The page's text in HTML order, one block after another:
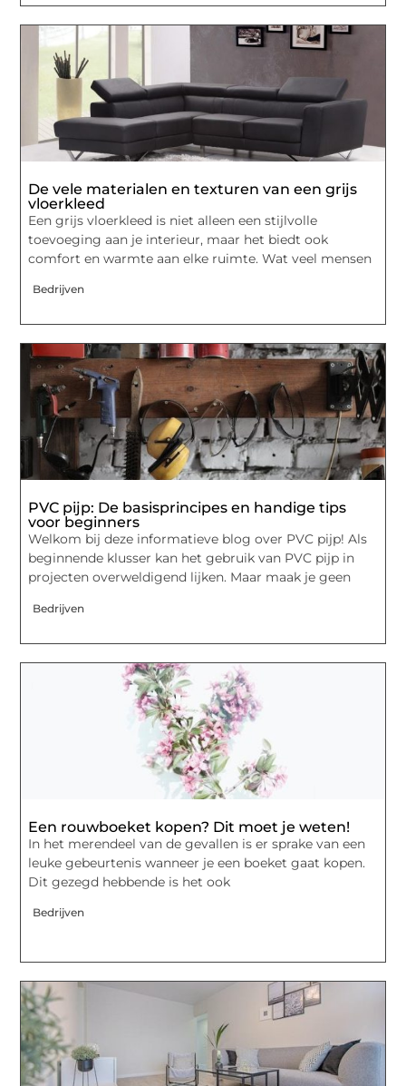
De vele materialen en texturen van een grijs
vloerkleed
Een grijs vloerkleed is niet alleen een stijlvolle
toevoeging aan je interieur, maar het biedt ook
comfort en warmte aan elke ruimte. Wat veel mensen
Bedrijven
PVC pijp: De basisprincipes en handige tips
voor beginners
Welkom bij deze informatieve blog over PVC pijp! Als
beginnende klusser kan het gebruik van PVC pijp in
projecten overweldigend lijken. Maar maak je geen
Bedrijven
Een rouwboeket kopen? Dit moet je weten!
In het merendeel van de gevallen is er sprake van een
leuke gebeurtenis wanneer je een boeket gaat kopen.
Dit gezegd hebbende is het ook
Bedrijven